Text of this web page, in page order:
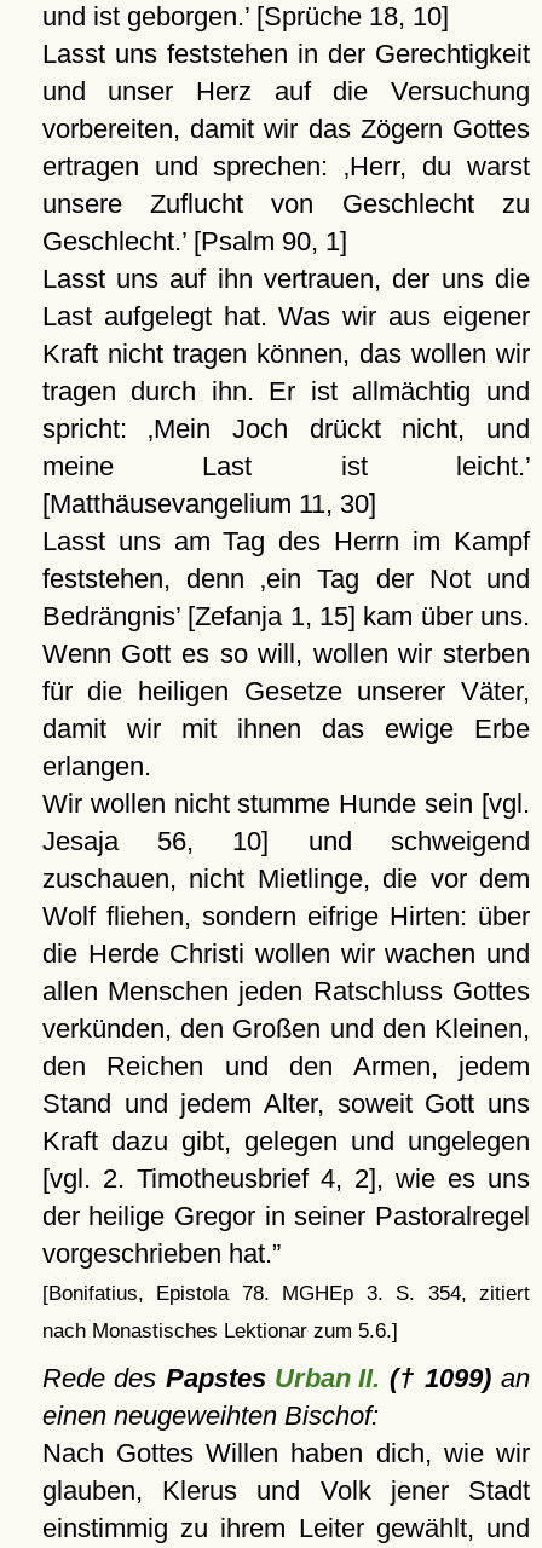
und ist geborgen.[Sprüche 18, 10]
Lasst uns feststehen in der Gerechtigkeit
und unser Herz auf die Versuchung
vorbereiten, damit wir das Zögern Gottes
ertragen und sprechen:
Herr, du warst
unsere Zuflucht von Geschlecht zu
Geschlecht.[Psalm 90, 1]
Lasst uns auf ihn vertrauen, der uns die
Last aufgelegt hat. Was wir aus eigener
Kraft nicht tragen können, das wollen wir
tragen durch ihn. Er ist allmächtig und
spricht:
Mein Joch drückt nicht, und
meine Last ist leicht.
[Matthäusevangelium 11, 30]
Lasst uns am Tag des Herrn im Kampf
feststehen, denn
ein Tag der Not und
Bedrängnis[Zefanja 1, 15] kam über uns.
Wenn Gott es so will, wollen wir sterben
für die heiligen Gesetze unserer Väter,
damit wir mit ihnen das ewige Erbe
erlangen.
Wir wollen nicht stumme Hunde sein [vgl.
Jesaja 56, 10] und schweigend
zuschauen, nicht Mietlinge, die vor dem
Wolf fliehen, sondern eifrige Hirten: über
die Herde Christi wollen wir wachen und
allen Menschen jeden Ratschluss Gottes
verkünden, den Großen und den Kleinen,
den Reichen und den Armen, jedem
Stand und jedem Alter, soweit Gott uns
Kraft dazu gibt, gelegen und ungelegen
[vgl. 2. Timotheusbrief 4, 2], wie es uns
der heilige Gregor in seiner Pastoralregel
vorgeschrieben hat.
[Bonifatius, Epistola 78. MGHEp 3. S. 354, zitiert
nach Monastisches Lektionar zum 5.6.]
Rede des Papstes Urban II. († 1099) an
einen neugeweihten Bischof:
Nach Gottes Willen haben dich, wie wir
glauben, Klerus und Volk jener Stadt
einstimmig zu ihrem Leiter gewählt, und